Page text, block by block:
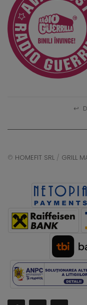
↩
© HOMEFIT SRL / GRILL